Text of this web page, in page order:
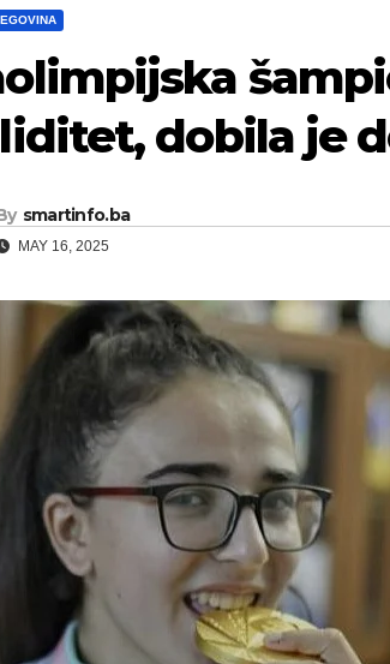
dobila je
smartinfo.ba
MAY 16, 2025